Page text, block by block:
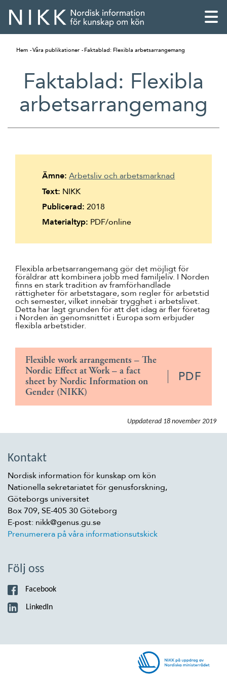
English
Skandinaviska
Hem Våra publikationer Faktablad: Flexibla arbetsarrangemang
Faktablad: Flexibla
arbetsarrangemang
Flexibla arbetsarrangemang gör det möjligt för
föräldrar att kombinera jobb med familjeliv. I Norden
finns en stark tradition av framförhandlade
rättigheter för arbetstagare, som regler för arbetstid
och semester, vilket innebär trygghet i arbetslivet.
Detta har lagt grunden för att det idag är fler företag
i Norden än genomsnittet i Europa som erbjuder
flexibla arbetstider.
Flexible work arrangements – The
Nordic Effect at Work – a fact
sheet by Nordic Information on
Gender (NIKK)
PDF
Ämne: Arbetsliv och arbetsmarknad
Text: NIKK
Publicerad: 2018
Materialtyp: PDF/online
Uppdaterad 18 november 2019
Kontakt
Nordisk information för kunskap om kön
Nationella sekretariatet för genusforskning,
Göteborgs universitet
Box 709, SE-405 30 Göteborg
E-post: nikk@genus.gu.se
Prenumerera på våra informationsutskick
Följ oss
Facebook
LinkedIn